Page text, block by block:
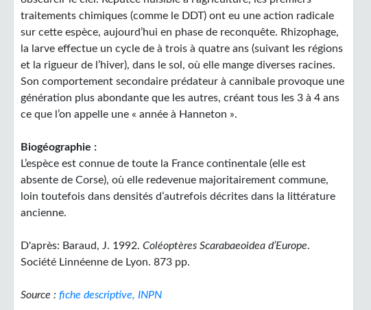
traitements chimiques (comme le DDT) ont eu une action radicale
sur cette espèce, aujourd’hui en phase de reconquête. Rhizophage,
la larve effectue un cycle de à trois à quatre ans (suivant les régions
et la rigueur de l’hiver), dans le sol, où elle mange diverses racines.
Son comportement secondaire prédateur à cannibale provoque une
génération plus abondante que les autres, créant tous les 3 à 4 ans
ce que l’on appelle une « année à Hanneton ».
Biogéographie :
L’espèce est connue de toute la France continentale (elle est
absente de Corse), où elle redevenue majoritairement commune,
loin toutefois dans densités d’autrefois décrites dans la littérature
ancienne.
D'après: Baraud, J. 1992.Coléoptères Scarabaeoidea d’Europe.
Société Linnéenne de Lyon. 873 pp.
Source :fiche descriptive, INPN